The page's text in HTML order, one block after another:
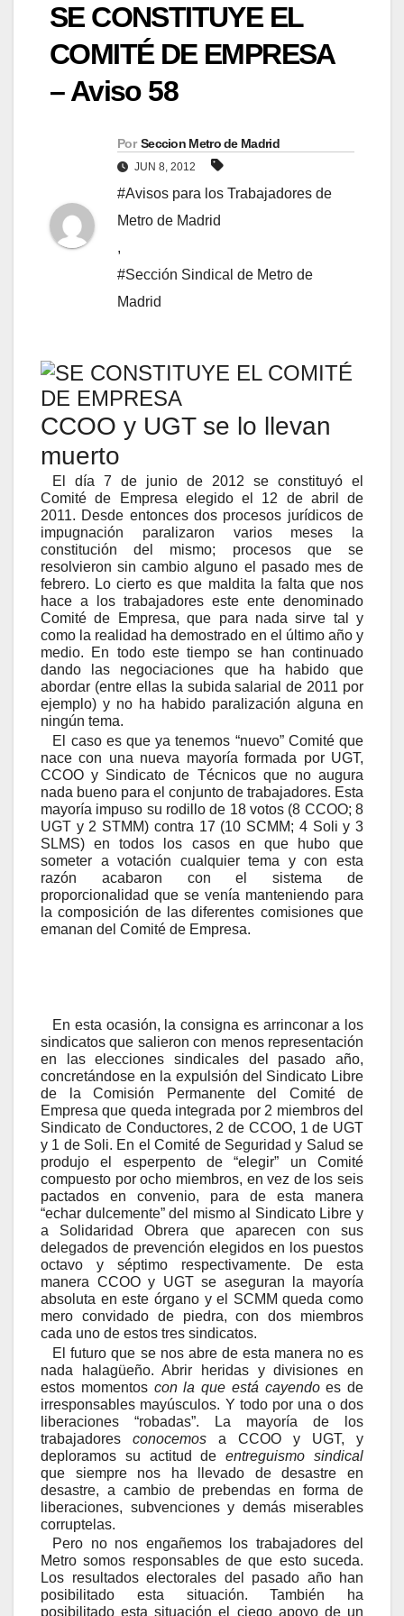
SE CONSTITUYE EL
COMITÉ DE EMPRESA
– Aviso 58
Por Seccion Metro de Madrid
JUN 8, 2012
#Avisos para los Trabajadores de
Metro de Madrid
,
#Sección Sindical de Metro de
Madrid
SE CONSTITUYE EL COMITÉ
DE EMPRESA
CCOO y UGT se lo llevan
muerto
El día 7 de junio de 2012 se constituyó el
Comité de Empresa elegido el 12 de abril de
2011. Desde entonces dos procesos jurídicos de
impugnación paralizaron varios meses la
constitución del mismo; procesos que se
resolvieron sin cambio alguno el pasado mes de
febrero. Lo cierto es que maldita la falta que nos
hace a los trabajadores este ente denominado
Comité de Empresa, que para nada sirve tal y
como la realidad ha demostrado en el último año y
medio. En todo este tiempo se han continuado
dando las negociaciones que ha habido que
abordar (entre ellas la subida salarial de 2011 por
ejemplo) y no ha habido paralización alguna en
ningún tema.
El caso es que ya tenemos “nuevo” Comité que
nace con una nueva mayoría formada por UGT,
CCOO y Sindicato de Técnicos que no augura
nada bueno para el conjunto de trabajadores. Esta
mayoría impuso su rodillo de 18 votos (8 CCOO; 8
UGT y 2 STMM) contra 17 (10 SCMM; 4 Soli y 3
SLMS) en todos los casos en que hubo que
someter a votación cualquier tema y con esta
razón acabaron con el sistema de
proporcionalidad que se venía manteniendo para
la composición de las diferentes comisiones que
emanan del Comité de Empresa.
En esta ocasión, la consigna es arrinconar a los
sindicatos que salieron con menos representación
en las elecciones sindicales del pasado año,
concretándose en la expulsión del Sindicato Libre
de la Comisión Permanente del Comité de
Empresa que queda integrada por 2 miembros del
Sindicato de Conductores, 2 de CCOO, 1 de UGT
y 1 de Soli. En el Comité de Seguridad y Salud se
produjo el esperpento de “elegir” un Comité
compuesto por ocho miembros, en vez de los seis
pactados en convenio, para de esta manera
“echar dulcemente” del mismo al Sindicato Libre y
a Solidaridad Obrera que aparecen con sus
delegados de prevención elegidos en los puestos
octavo y séptimo respectivamente. De esta
manera CCOO y UGT se aseguran la mayoría
absoluta en este órgano y el SCMM queda como
mero convidado de piedra, con dos miembros
cada uno de estos tres sindicatos.
El futuro que se nos abre de esta manera no es
nada halagüeño. Abrir heridas y divisiones en
estos momentos con la que está cayendoes de
irresponsables mayúsculos. Y todo por una o dos
liberaciones “robadas”. La mayoría de los
trabajadores conocemos a CCOO y UGT, y
deploramos su actitud deentreguismo sindical
que siempre nos ha llevado de desastre en
desastre, a cambio de prebendas en forma de
liberaciones, subvenciones y demás miserables
corruptelas.
Pero no nos engañemos los trabajadores del
Metro somos responsables de que esto suceda.
Los resultados electorales del pasado año han
posibilitado esta situación. También ha
posibilitado esta situación el ciego apoyo de un